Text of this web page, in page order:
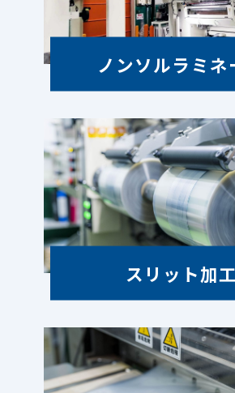
ノンソルラミネ
スリット加工